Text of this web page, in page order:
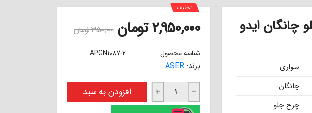
چانگان ایدو
سواری
چانگان
چرخ جلو
تخفیف
2,950,000تومان 3,500,000تومان
شناسه محصول APGN1087-2
برند: ASER
لنت ترمز سرامیکی جلو چانگان ایدو EADO ا ASER عدد
−
+ افزودن به سبد